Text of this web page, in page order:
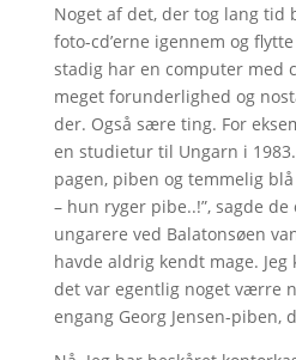
Noget af det, der tog lang tid
foto-cd’erne igennem og
stadig har en computer med
meget forunderlighed og
der. Også sære ting. For
en studietur til Ungarn i
pagen, piben og temmelig
– hun ryger pibe..!”, sagde
ungarere ved Balatonsøen
havde aldrig kendt mage.
det var egentlig noget værre
engang Georg Jensen-piben,